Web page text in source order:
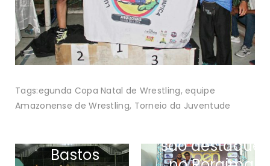
Tags:egunda Copa Natal de Wrestling, equipe
Amazonense de Wrestling, Torneio da Juventude
Bastos
são destaque